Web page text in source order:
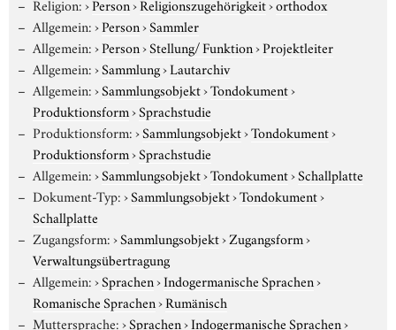
Religion:›Person›Religionszugehörigkeit›orthodox
Allgemein:›Person›Sammler
Allgemein:›Person›Stellung/ Funktion›Projektleiter
Allgemein:›Sammlung›Lautarchiv
Allgemein:›Sammlungsobjekt›Tondokument›
Produktionsform›Sprachstudie
Produktionsform:›Sammlungsobjekt›Tondokument›
Produktionsform›Sprachstudie
Allgemein:›Sammlungsobjekt›Tondokument›Schallplatte
Dokument-Typ:›Sammlungsobjekt›Tondokument›
Schallplatte
Zugangsform:›Sammlungsobjekt›Zugangsform›
Verwaltungsübertragung
Allgemein:›Sprachen›Indogermanische Sprachen›
Romanische Sprachen›Rumänisch
Muttersprache:›Sprachen›Indogermanische Sprachen›